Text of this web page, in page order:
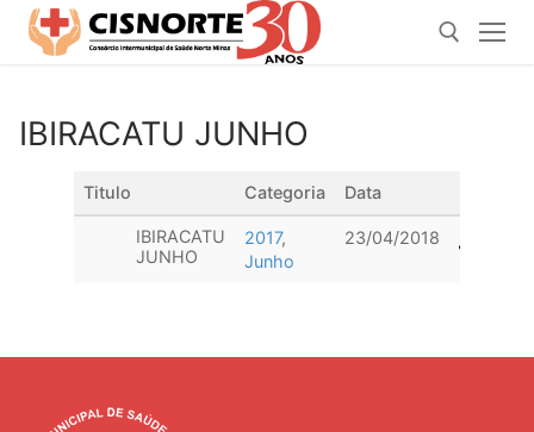
Pular
para
Pesquisar por:
IBIRACATU JUNHO
Titulo Categoria Data
IBIRACATU
JUNHO
2017,
Junho
23/04/2018